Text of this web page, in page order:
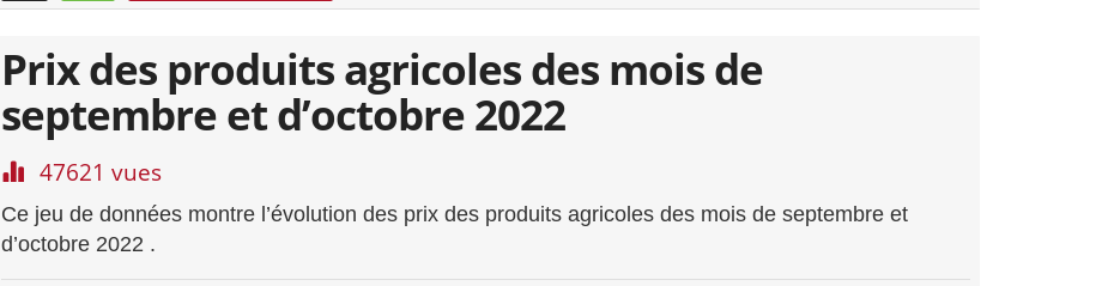
Prix des produits agricoles des mois de
septembre et d’octobre 2022
47621 vues
Ce jeu de données montre l’évolution des prix des produits agricoles des mois de septembre et
d’octobre 2022 .